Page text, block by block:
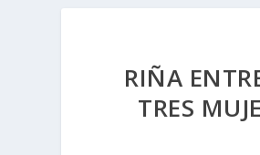
RIÑA
TRES